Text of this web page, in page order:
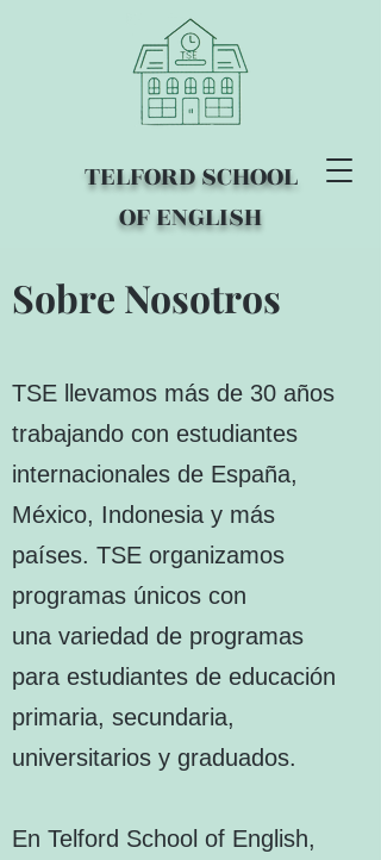
TELFORD SCHOOL
OF ENGLISH
Sobre Nosotros
TSE llevamos más de 30 años
trabajando con estudiantes
internacionales de España,
México, Indonesia y más
países. TSE organizamos
programas únicos con
una variedad de programas
para estudiantes de educación
primaria, secundaria,
universitarios y graduados.
En Telford School of English,